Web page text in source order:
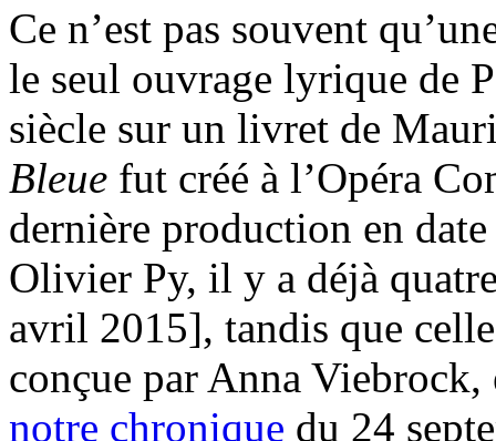
Ce n’est pas souvent
le seul ouvrage lyrique de
siècle sur un livret de
Bleue fut créé à l’Opéra
dernière production en
Olivier Py, il y a déjà
avril 2015], tandis que
conçue par Anna
notre chronique du 24